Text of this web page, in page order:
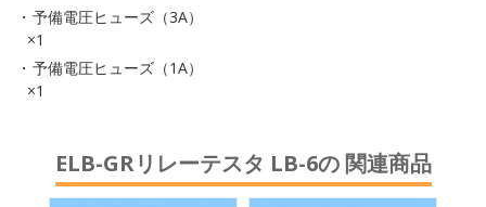
予備電圧ヒューズ（3A）
×1
予備電圧ヒューズ（1A）
×1
ELB-GRリレーテスタ LB-6の 関連商品